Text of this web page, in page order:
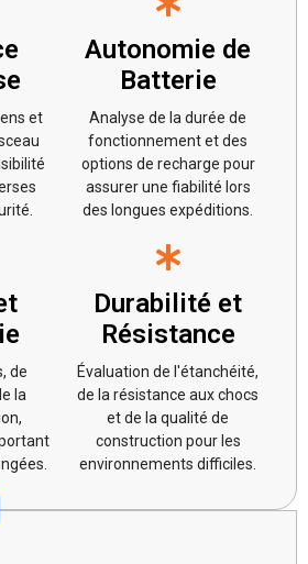
et
Autonomie de
Batterie
Analyse de la durée de
fonctionnement et des
options de recharge pour
assurer une fiabilité lors
des longues expéditions.
de
la
Durabilité et
Résistance
Évaluation de l'étanchéité,
de la résistance aux chocs
et de la qualité de
construction pour les
environnements difficiles.